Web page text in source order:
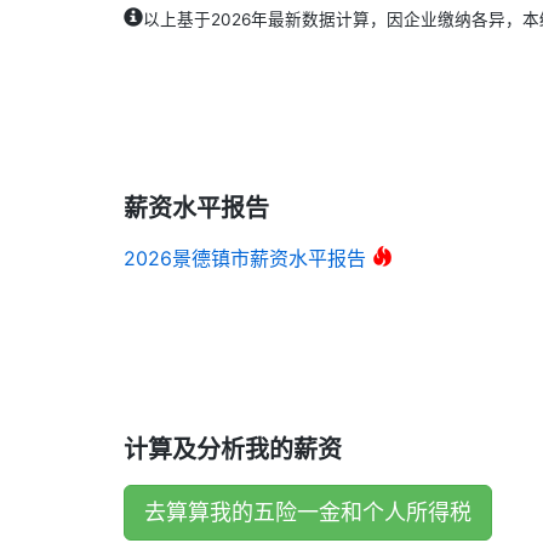
以上基于2026年最新数据计算，因企业缴纳各异，本
薪资水平报告
2026景德镇市薪资水平报告
计算及分析我的薪资
去算算我的五险一金和个人所得税